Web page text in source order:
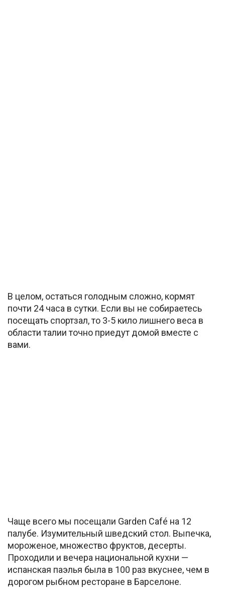
В целом, остаться голодным сложно, кормят
почти 24 часа в сутки. Если вы не собираетесь
посещать спортзал, то 3-5 кило лишнего веса в
области талии точно приедут домой вместе с
вами.
Чаще всего мы посещали Garden Café на 12
палубе. Изумительный шведский стол. Выпечка,
мороженое, множество фруктов, десерты.
Проходили и вечера национальной кухни —
испанская паэлья была в 100 раз вкуснее, чем в
дорогом рыбном ресторане в Барселоне.